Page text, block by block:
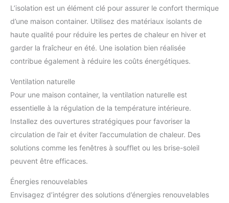
L’isolation est un élément clé pour assurer le confort thermique
d’une maison container. Utilisez des matériaux isolants de
haute qualité pour réduire les pertes de chaleur en hiver et
garder la fraîcheur en été. Une isolation bien réalisée
contribue également à réduire les coûts énergétiques.
Ventilation naturelle
Pour une maison container, la ventilation naturelle est
essentielle à la régulation de la température intérieure.
Installez des ouvertures stratégiques pour favoriser la
circulation de l’air et éviter l’accumulation de chaleur. Des
solutions comme les fenêtres à soufflet ou les brise-soleil
peuvent être efficaces.
Énergies renouvelables
Envisagez d’intégrer des solutions d’énergies renouvelables